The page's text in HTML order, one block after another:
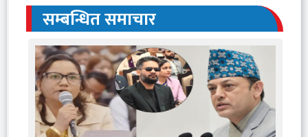
सम्बन्धित समाचार